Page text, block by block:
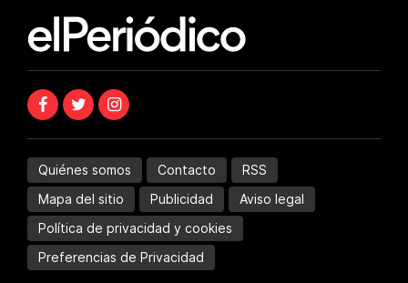
Quiénes somos Contacto
RSS
Mapa del sitio
Publicidad
Aviso legal
Política de privacidad y cookies
Preferencias de Privacidad